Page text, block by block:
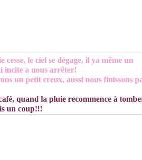
le ciel se dégage, il ya même un
incite a nous arrêter!
un petit creux, aussi nous finissons
quand la pluie recommence à
un coup!!!